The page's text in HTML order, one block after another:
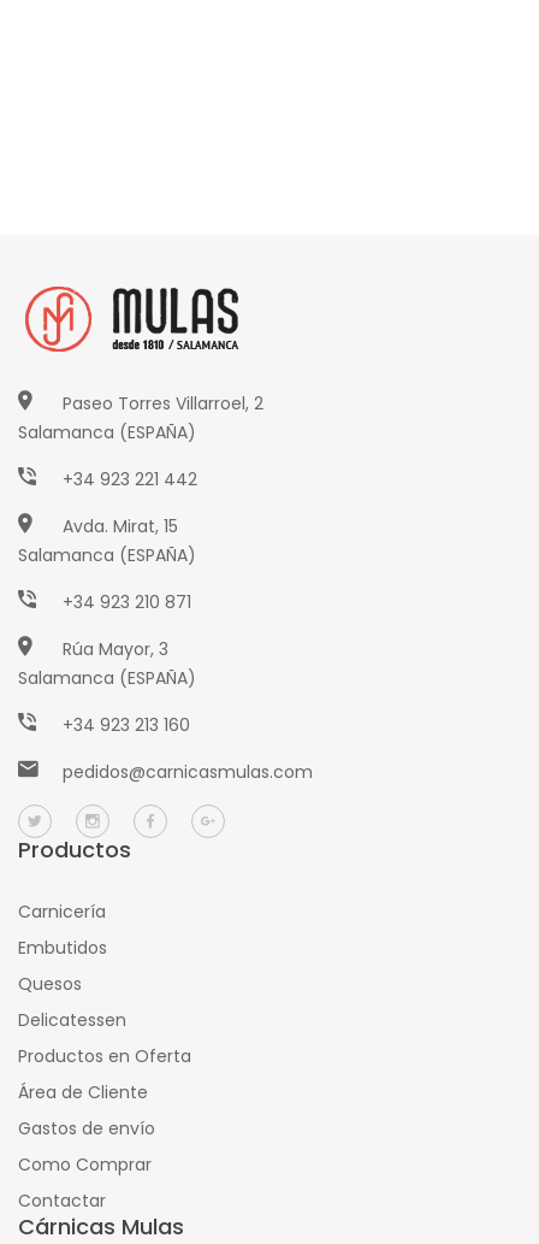
Paseo Torres Villarroel, 2
Salamanca (ESPAÑA)
+34 923 221 442
Avda. Mirat, 15
Salamanca (ESPAÑA)
+34 923 210 871
Rúa Mayor, 3
Salamanca (ESPAÑA)
+34 923 213 160
pedidos@carnicasmulas.com
Productos
Carnicería
Embutidos
Quesos
Delicatessen
Productos en Oferta
Área de Cliente
Gastos de envío
Como Comprar
Contactar
Cárnicas Mulas